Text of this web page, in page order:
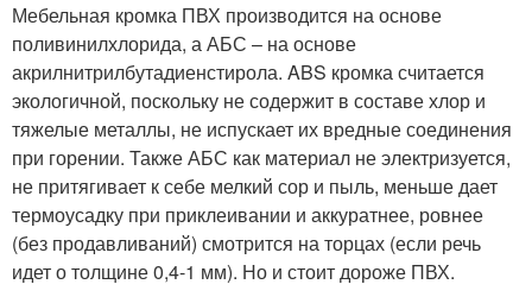
Мебельная кромка ПВХ производится на основе
поливинилхлорида, а АБС – на основе
акрилнитрилбутадиенстирола. ABS кромка считается
экологичной, поскольку не содержит в составе хлор и
тяжелые металлы, не испускает их вредные соединения
при горении. Также АБС как материал не электризуется,
не притягивает к себе мелкий сор и пыль, меньше дает
термоусадку при приклеивании и аккуратнее, ровнее
(без продавливаний) смотрится на торцах (если речь
идет о толщине 0,4-1 мм). Но и стоит дороже ПВХ.